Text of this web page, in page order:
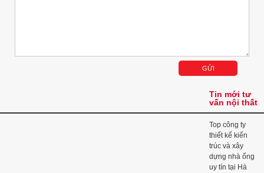
Tin mới tư
vấn nội thất
Top công ty
thiết kế kiến
trúc và xây
dựng nhà ống
uy tín tại Hà